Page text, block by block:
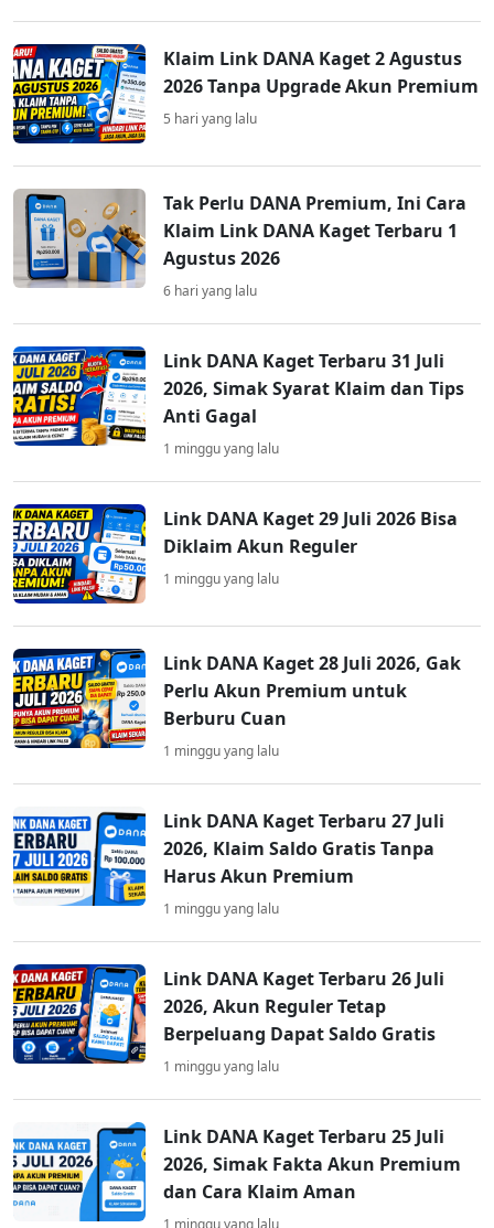
Klaim Link DANA Kaget 2 Agustus
2026 Tanpa Upgrade Akun Premium
5 hari yang lalu
Tak Perlu DANA Premium, Ini Cara
Klaim Link DANA Kaget Terbaru 1
Agustus 2026
6 hari yang lalu
Link DANA Kaget Terbaru 31 Juli
2026, Simak Syarat Klaim dan Tips
Anti Gagal
1 minggu yang lalu
Link DANA Kaget 29 Juli 2026 Bisa
Diklaim Akun Reguler
1 minggu yang lalu
Link DANA Kaget 28 Juli 2026, Gak
Perlu Akun Premium untuk
Berburu Cuan
1 minggu yang lalu
Link DANA Kaget Terbaru 27 Juli
2026, Klaim Saldo Gratis Tanpa
Harus Akun Premium
1 minggu yang lalu
Link DANA Kaget Terbaru 26 Juli
2026, Akun Reguler Tetap
Berpeluang Dapat Saldo Gratis
1 minggu yang lalu
Link DANA Kaget Terbaru 25 Juli
2026, Simak Fakta Akun Premium
dan Cara Klaim Aman